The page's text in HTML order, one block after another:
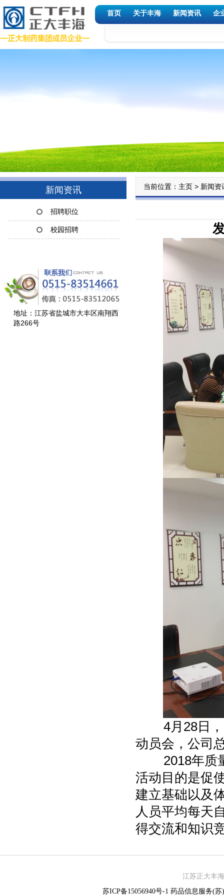
首页 关于丰海 新闻资讯 企
新闻资讯
招聘职位
校园招聘
地址：江苏省盐城市大丰区南翔西
路266号
当前位置： 主页 > 新闻资
4月28日，
动员会，公司
2018年质量
活动目的是促
建立基础以及
人员平均每天
得交流和知
江苏正大丰
苏ICP备15056940号-1 药品信息服务(苏